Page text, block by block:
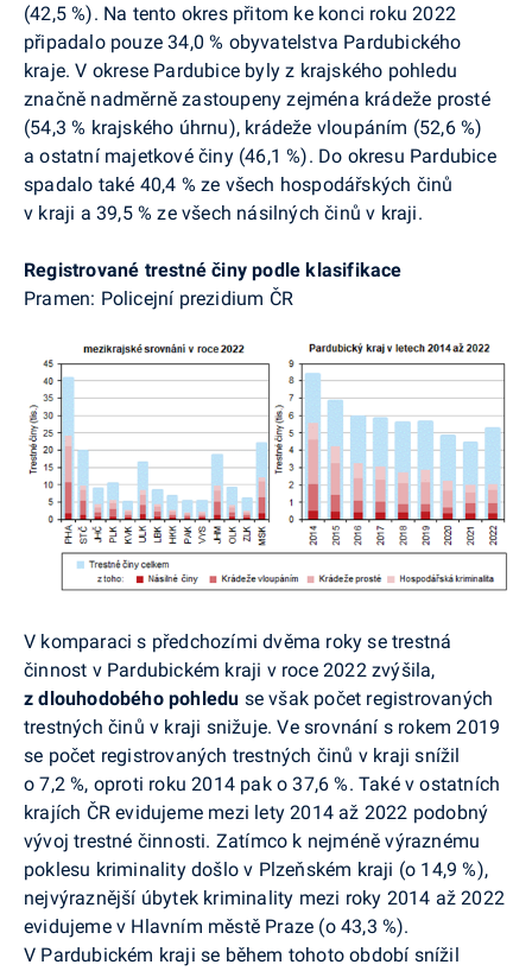
(42,5 %). Na tento okres přitom ke konci roku 2022
připadalo pouze 34,0 % obyvatelstva Pardubického
kraje. V okrese Pardubice byly z krajského pohledu
značně nadměrně zastoupeny zejména krádeže prosté
(54,3 % krajského úhrnu), krádeže vloupáním (52,6 %)
a ostatní majetkové činy (46,1 %). Do okresu Pardubice
spadalo také 40,4 % ze všech hospodářských činů
v kraji a 39,5 % ze všech násilných činů v kraji.
Registrované trestné činy podle klasifikace
Pramen: Policejní prezidium ČR
V komparaci s předchozími dvěma roky se trestná
činnost v Pardubickém kraji v roce 2022 zvýšila,
z dlouhodobého pohledu se však počet registrovaných
trestných činů v kraji snižuje. Ve srovnání s rokem 2019
se počet registrovaných trestných činů v kraji snížil
o 7,2 %, oproti roku 2014 pak o 37,6 %. Také v ostatních
krajích ČR evidujeme mezi lety 2014 až 2022 podobný
vývoj trestné činnosti. Zatímco k nejméně výraznému
poklesu kriminality došlo v Plzeňském kraji (o 14,9 %),
nejvýraznější úbytek kriminality mezi roky 2014 až 2022
evidujeme v Hlavním městě Praze (o 43,3 %).
V Pardubickém kraji se během tohoto období snížil